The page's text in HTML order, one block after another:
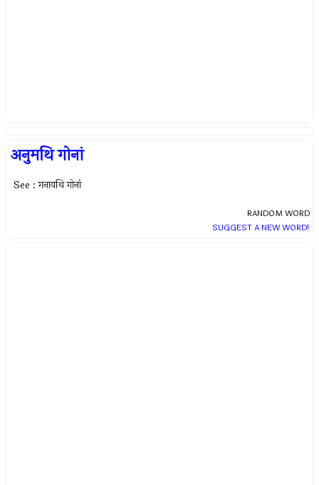
अनुमथि गोनां
See : गनायथि गोनां
RANDOM WORD
SUGGEST A NEW WORD!